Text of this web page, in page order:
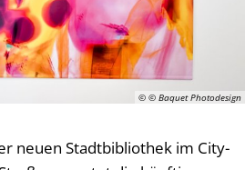
© © Baquet Photodesign
neuen Stadtbibliothek im City-